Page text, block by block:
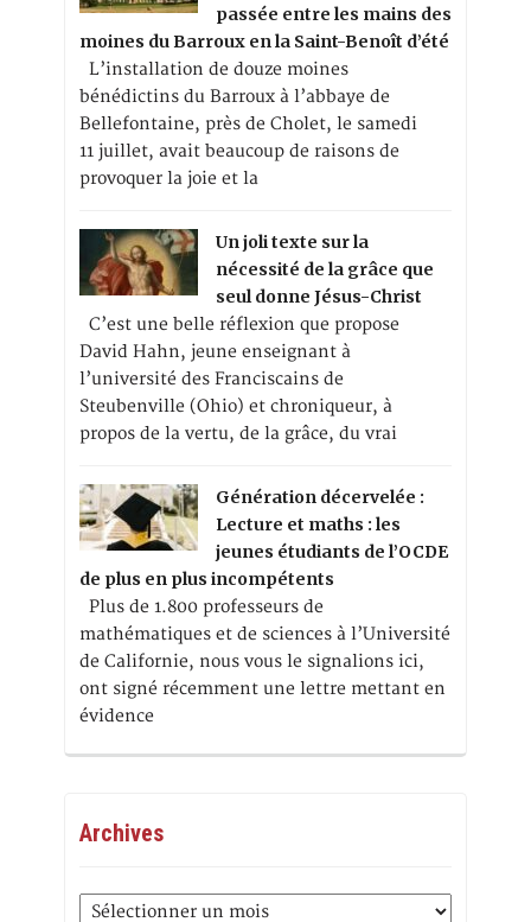
passée entre les mains des
moines du Barroux en la Saint-Benoît d’été
L’installation de douze moines
bénédictins du Barroux à l’abbaye de
Bellefontaine, près de Cholet, le samedi
11 juillet, avait beaucoup de raisons de
provoquer la joie et la
Un joli texte sur la
nécessité de la grâce que
seul donne Jésus-Christ
C’est une belle réflexion que propose
David Hahn, jeune enseignant à
l’université des Franciscains de
Steubenville (Ohio) et chroniqueur, à
propos de la vertu, de la grâce, du vrai
Génération décervelée :
Lecture et maths : les
jeunes étudiants de l’OCDE
de plus en plus incompétents
Plus de 1.800 professeurs de
mathématiques et de sciences à l’Université
de Californie, nous vous le signalions ici,
ont signé récemment une lettre mettant en
évidence
Archives
Archives